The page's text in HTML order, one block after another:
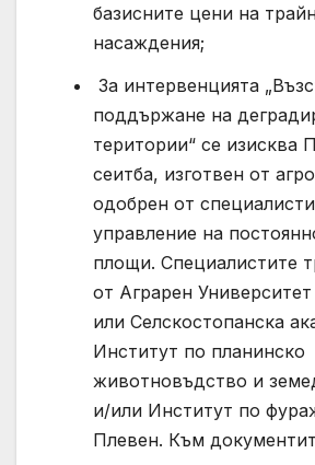
базисните цени на
насаждения;
За интервенцията
поддържане на
територии“ се изисква
сеитба, изготвен от
одобрен от
управление на
площи. Специалистите
от Аграрен
или Селскостопанска
Институт по планинско
животновъдство и
и/или Институт по
Плевен. Към